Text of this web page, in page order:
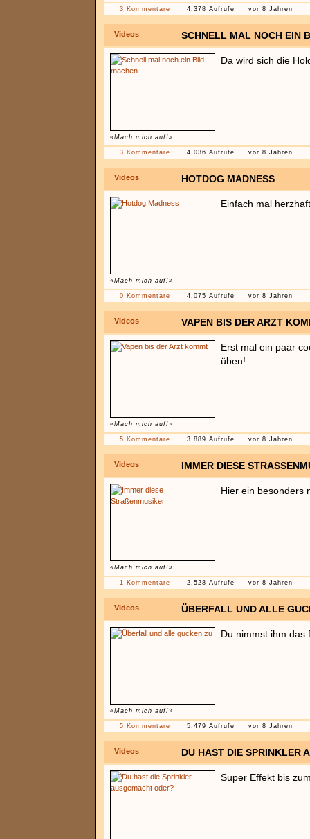
3 Kommentare 4.378 Aufrufe vor 8 Jahren
Videos SCHNELL MAL NOCH EIN
«Mach mich auf!»
Da wird sich die
3 Kommentare 4.036 Aufrufe vor 8 Jahren
Videos HOTDOG MADNESS
«Mach mich auf!»
Einfach mal
0 Kommentare 4.075 Aufrufe vor 8 Jahren
Videos VAPEN BIS DER ARZT
«Mach mich auf!»
Erst mal ein paar
üben!
5 Kommentare 3.889 Aufrufe vor 8 Jahren
Videos IMMER DIESE
«Mach mich auf!»
Hier ein besonders
1 Kommentare 2.528 Aufrufe vor 8 Jahren
Videos ÜBERFALL UND ALLE
«Mach mich auf!»
Du nimmst ihm das
5 Kommentare 5.479 Aufrufe vor 8 Jahren
Videos DU HAST DIE SPRINKLER
Super Effekt bis